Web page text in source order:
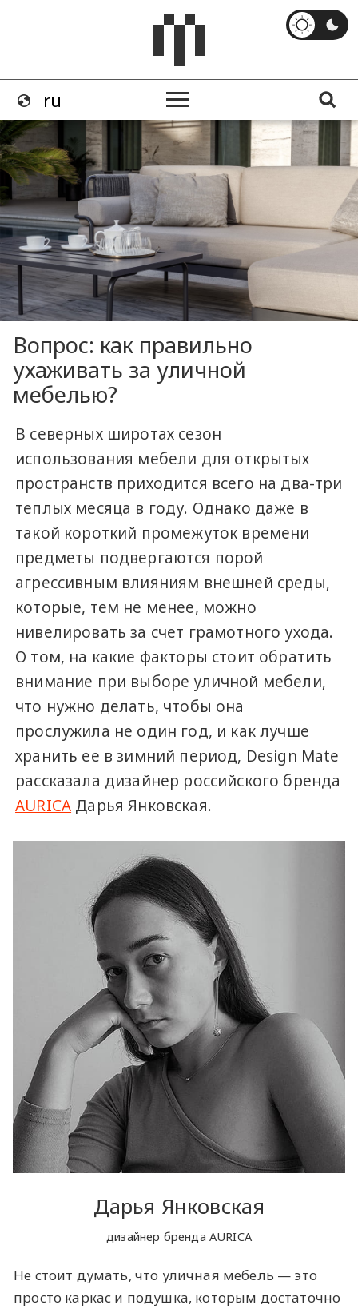
Вопрос: как правильно
ухаживать за уличной
мебелью?
В северных широтах сезон
использования мебели для открытых
пространств приходится всего на два-три
теплых месяца в году. Однако даже в
такой короткий промежуток времени
предметы подвергаются порой
агрессивным влияниям внешней среды,
которые, тем не менее, можно
нивелировать за счет грамотного ухода.
О том, на какие факторы стоит обратить
внимание при выборе уличной мебели,
что нужно делать, чтобы она
прослужила не один год, и как лучше
хранить ее в зимний период, Design Mate
рассказала дизайнер российского бренда
AURICA Дарья Янковская.
Дарья Янковская
дизайнер бренда AURICA
Не стоит думать, что уличная мебель — это
просто каркас и подушка, которым достаточно